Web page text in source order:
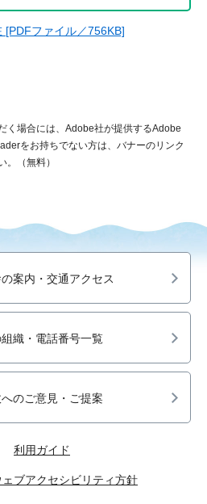
[PDFファイル／756KB]
く場合には、Adobe社が提供するAdobe
をお持ちでない方は、バナーのリンク
。（無料）
案内・交通アクセス
織・電話番号一覧
のご意見・ご提案
利用ガイド
ェブアクセシビリティ方針